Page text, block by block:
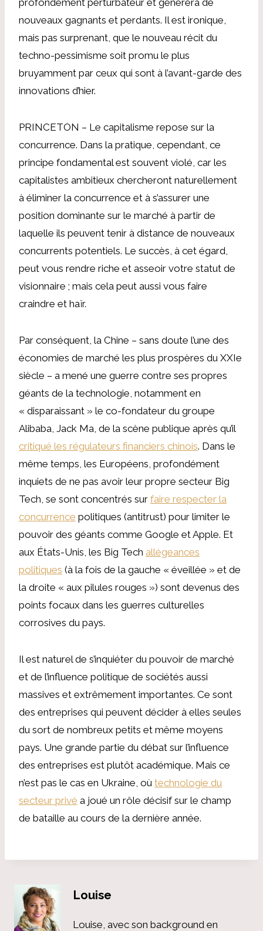
nouveaux gagnants et perdants. Il est ironique,
mais pas surprenant, que le nouveau récit du
techno-pessimisme soit promu le plus
bruyamment par ceux qui sont à l’avant-garde des
innovations d’hier.
PRINCETON – Le capitalisme repose sur la
concurrence. Dans la pratique, cependant, ce
principe fondamental est souvent violé, car les
capitalistes ambitieux chercheront naturellement
à éliminer la concurrence et à s’assurer une
position dominante sur le marché à partir de
laquelle ils peuvent tenir à distance de nouveaux
concurrents potentiels. Le succès, à cet égard,
peut vous rendre riche et asseoir votre statut de
visionnaire ; mais cela peut aussi vous faire
craindre et haïr.
Par conséquent, la Chine – sans doute l’une des
économies de marché les plus prospères du XXIe
siècle – a mené une guerre contre ses propres
géants de la technologie, notamment en
« disparaissant » le co-fondateur du groupe
Alibaba, Jack Ma, de la scène publique après qu’il
critiqué les régulateurs financiers chinois. Dans le
même temps, les Européens, profondément
inquiets de ne pas avoir leur propre secteur Big
Tech, se sont concentrés sur faire respecter la
concurrence politiques (antitrust) pour limiter le
pouvoir des géants comme Google et Apple. Et
aux États-Unis, les Big Tech allégeances
politiques (à la fois de la gauche « éveillée » et de
la droite « aux pilules rouges ») sont devenus des
points focaux dans les guerres culturelles
corrosives du pays.
Il est naturel de s’inquiéter du pouvoir de marché
et de l’influence politique de sociétés aussi
massives et extrêmement importantes. Ce sont
des entreprises qui peuvent décider à elles seules
du sort de nombreux petits et même moyens
pays. Une grande partie du débat sur l’influence
des entreprises est plutôt académique. Mais ce
n’est pas le cas en Ukraine, où technologie du
secteur privé a joué un rôle décisif sur le champ
de bataille au cours de la dernière année.
Louise
Louise, avec son background en